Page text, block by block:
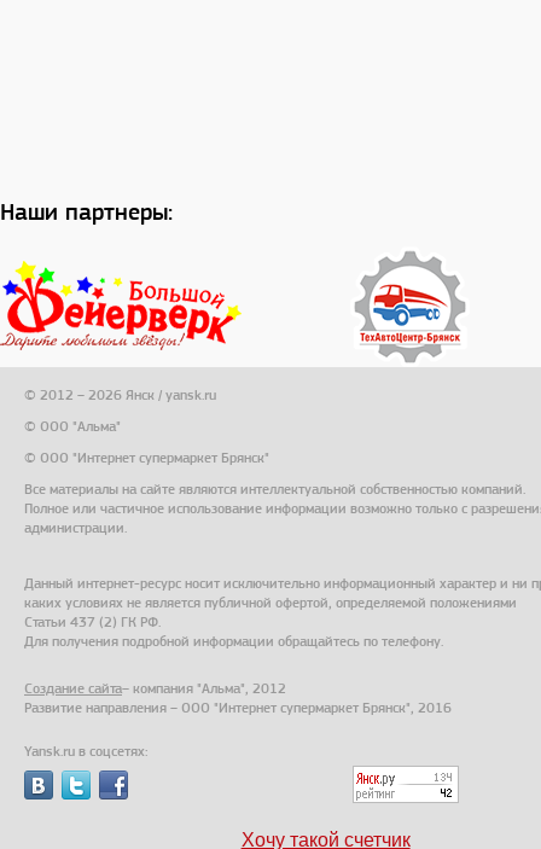
Наши партнеры:
© 2012 – 2026 Янск / yansk.ru
© ООО "Альма"
© ООО "Интернет супермаркет Брянск"
Все материалы на сайте являются интеллектуальной собственностью компаний.
Полное или частичное использование информации возможно только с
администрации.
Данный интернет-ресурс носит исключительно информационный характер и ни
каких условиях не является публичной офертой, определяемой положениями
Статьи 437 (2) ГК РФ.
Для получения подробной информации обращайтесь по телефону.
Создание сайта– компания "Альма", 2012
Развитие направления – ООО "Интернет супермаркет Брянск", 2016
Yansk.ru в соцсетях:
Хочу такой счетчик